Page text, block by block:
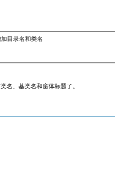
目录名和类名
名、基类名和窗体标题了。